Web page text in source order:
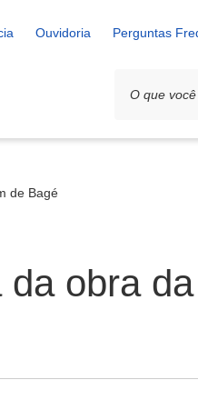
Ouvidoria Perguntas
de Bagé
obra